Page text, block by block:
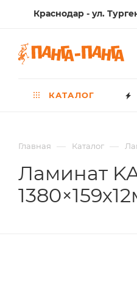
Краснодар - ул.
КАТАЛОГ
Главная — Каталог —
Ламинат